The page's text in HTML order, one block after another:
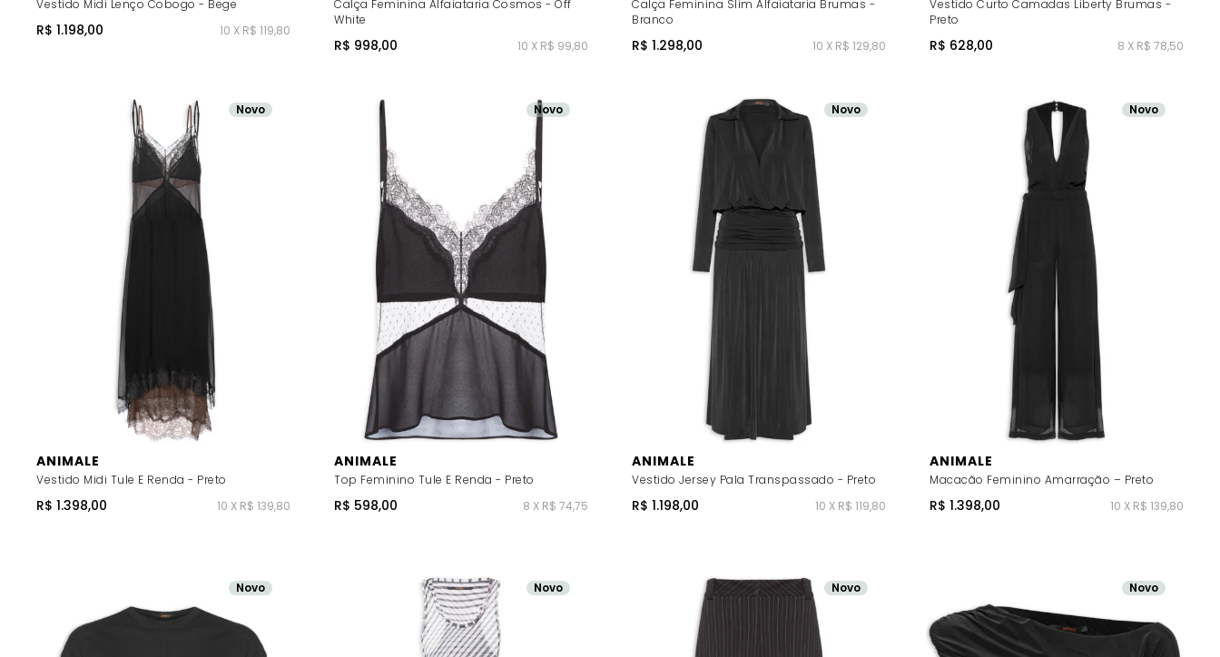
Vestido Midi Lenço Cobogo - Bege
R$ 1.198,00 10 X R$ 119,80
Calça Feminina Alfaiataria Cosmos - Off
White
R$ 998,00 10 X R$ 99,80
Calça Feminina Slim Alfaiataria Brumas -
Branco
R$ 1.298,00 10 X R$ 129,80
Vestido Curto Camadas Liberty Brumas -
Preto
R$ 628,00 8 X R$ 78,50
ANIMALE
Vestido Midi Tule E Renda - Preto
R$ 1.398,00 10 X R$ 139,80
Novo
ANIMALE
Top Feminino Tule E Renda - Preto
R$ 598,00 8 X R$ 74,75
Novo
ANIMALE
Vestido Jersey Pala Transpassado - Preto
R$ 1.198,00 10 X R$ 119,80
Novo
ANIMALE
Macacão Feminino Amarração – Preto
R$ 1.398,00 10 X R$ 139,80
Novo
Novo Novo Novo Novo